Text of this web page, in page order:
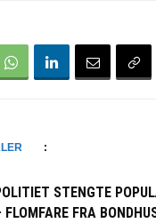
:
STENGTE
FLOMFARE FRA